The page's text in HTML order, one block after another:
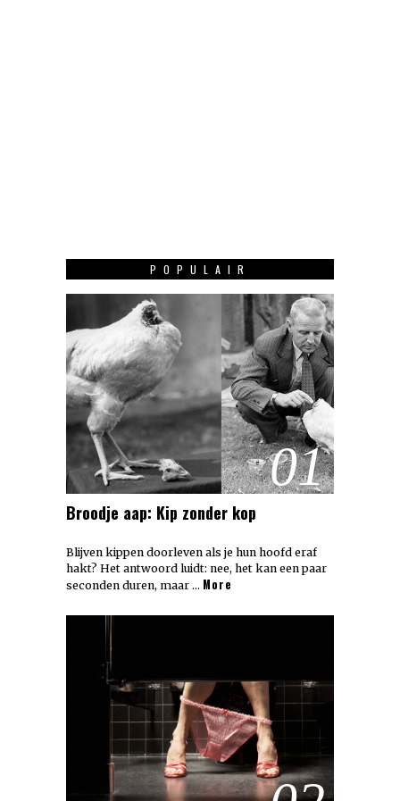
POPULAIR
01
Broodje aap: Kip zonder kop
Blijven kippen doorleven als je hun hoofd eraf
hakt? Het antwoord luidt: nee, het kan een paar
seconden duren, maar … More